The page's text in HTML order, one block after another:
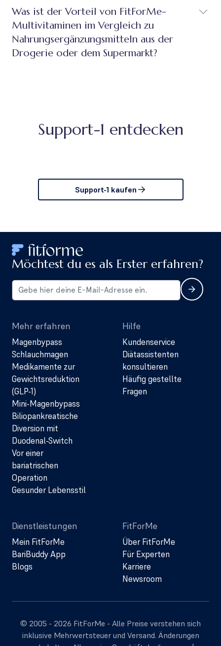
Was ist der Vorteil von FitForMe-
Multivitaminen im Vergleich zu
Nahrungsergänzungsmitteln aus der
Drogerie oder dem Supermarkt?
Support-1 entdecken
Support-1 kaufen
Möchtest du es als Erster erfahren?
Mehr erfahren
Magenbypass
Schlauchmagen
Medikamente zur
Gewichtsreduktion
(GLP-1)
Mini-Magenbypass
Biliopankreatische
Diversion mit
Duodenal-Switch
Vor einer
bariatrischen
Operation
Gesunder Lebensstil
Hilfe
Kundenservice
Diätassistenten
konsultieren
Häufig gestellte
Fragen
Dienstleistungen
Mein FitForMe
BariBuddy App
Blogs
FitForMe
Über FitForMe
Für Experten
Karriere
Newsroom
© 2005 - 2026 FitForMe - Alle Preise verstehen sich
inklusive Mehrwertsteuer und Versand. Änderungen